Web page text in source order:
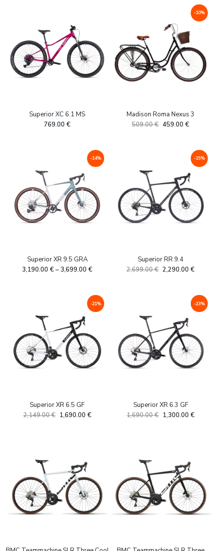
Superior XC 6.1 MS
769.00 €
-10%
Madison Roma Nexus 3
509.00€ Algne
459.00 €Current
459.00 €.
-14%
Superior XR 9.5 GRA
3,190.00 €– 3,699.00 €
-15%
Superior RR 9.4
2,699.00€ Algne
2,699.00 €.
2,290.00 €Current
-21%
Superior XR 6.5 GF
2,149.00€ Algne
1,690.00 €Current
-23%
Superior XR 6.3 GF
1,690.00€ Algne
1,300.00 €Current